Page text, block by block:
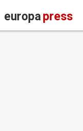
europapress